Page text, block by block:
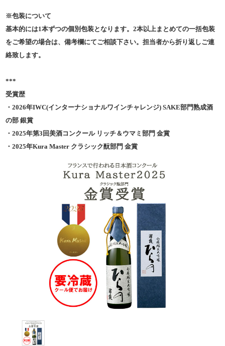
※包装について
基本的には1本ずつの個別包装となります。2本以上まとめての一括包装
をご希望の場合は、備考欄にてご相談下さい。担当者から折り返しご連
絡致します。
***
受賞歴
・2026年IWC(インターナショナルワインチャレンジ) SAKE部門熟成酒
の部 銀賞
・2025年第3回美酒コンクール リッチ＆ウマミ部門 金賞
・2025年Kura Master クラシック酛部門 金賞